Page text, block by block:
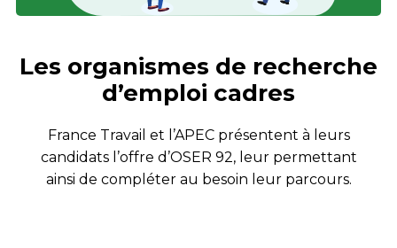
Les organismes de recherche
d’emploi cadres
France Travail et l’APEC présentent à leurs
candidats l’offre d’OSER 92, leur permettant
ainsi de compléter au besoin leur parcours.